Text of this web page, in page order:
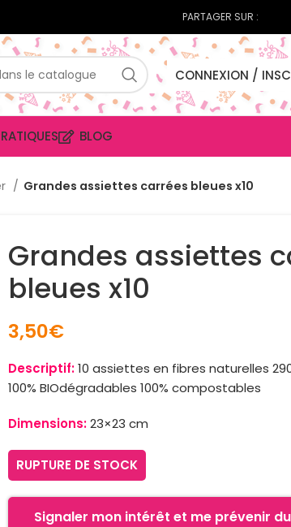
PARTAGER SUR :
CONNEXION /
BLOG
Grandes assiettes carrées bleues x10
Grandes assiettes
bleues x10
3,50€
Descriptif:10 assiettes en fibres naturelles
100% BIOdégradables 100% compostables
Dimensions:23×23 cm
RUPTURE DE STOCK
Signaler mon intérêt et me prévenir